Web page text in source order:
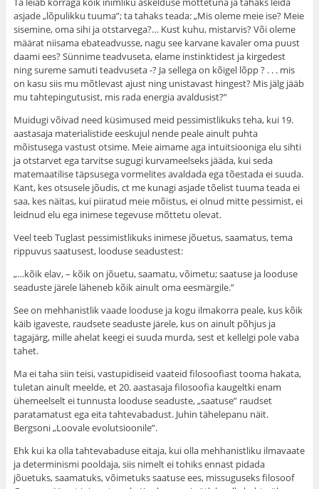
asjade „lõpulikku tuuma”; ta tahaks teada: „Mis oleme meie ise? Meie
sisemine, oma sihi ja otstarvega?… Kust kuhu, mistarvis? Või oleme
määrat nii­sama ebateadvusse, nagu see karvane kavaler oma puust
daami ees? Sünnime teadvuseta, elame instinktidest ja kirgedest
ning sureme samuti teadvuseta -? Ja sellega on kõigel lõpp ? . . . mis
on kasu siis mu mõtlevast ajust ning unistavast hingest? Mis jälg jääb
mu tahtepingutusist, mis rada energia avaldusist?”
Muidugi võivad need küsimused meid pessimistlikuks teha, kui 19.
aastasaja materialistide eeskujul nende peale ainult puhta
mõistusega vastust otsime. Meie aimame aga intuitsiooniga elu sihti
ja otstarvet ega tarvitse sugugi kurvameelseks jääda, kui seda
matemaatilise täpsusega vormelites avaldada ega tõestada ei suuda.
Kant, kes otsusele jõudis, ct me kunagi asjade tõelist tuuma teada ei
saa, kes näitas, kui piiratud meie mõistus, ei olnud mitte pessimist, ei
leidnud elu ega inimese tegevuse mõt­tetu olevat.
Veel teeb Tuglast pessimistlikuks inimese jõuetus, saamatus, tema
rippuvus saatusest, looduse seadustest:
„…kõik elav, – kõik on jõuetu, saamatu, võimetu; saatuse ja looduse
seaduste järele läheneb kõik ainult oma eesmärgile.”
See on mehhanistlik vaade looduse ja kogu ilmakorra peale, kus kõik
käib igaveste, raudsete seaduste järele, kus on ainult põhjus ja
tagajärg, mille ahelat keegi ei suuda murda, sest et kellelgi pole vaba
tahet.
Ma ei taha siin teisi, vastupidiseid vaateid filosoofiast tooma hakata,
tuletan ainult meelde, et 20. aastasaja filo­soofia kaugeltki enam
ühemeelselt ei tunnusta looduse seaduste, „saatuse” raudset
paratamatust ega eita tahte­vabadust. Juhin tähelepanu näit.
Bergsoni „Loovale evo­lutsioonile”.
Ehk kui ka olla tahtevabaduse eitaja, kui olla mehhanistliku ilmavaate
ja determinismi pooldaja, siis nimelt ei tohiks ennast pidada
jõuetuks, saamatuks, võimetuks saa­tuse ees, missuguseks filosoof